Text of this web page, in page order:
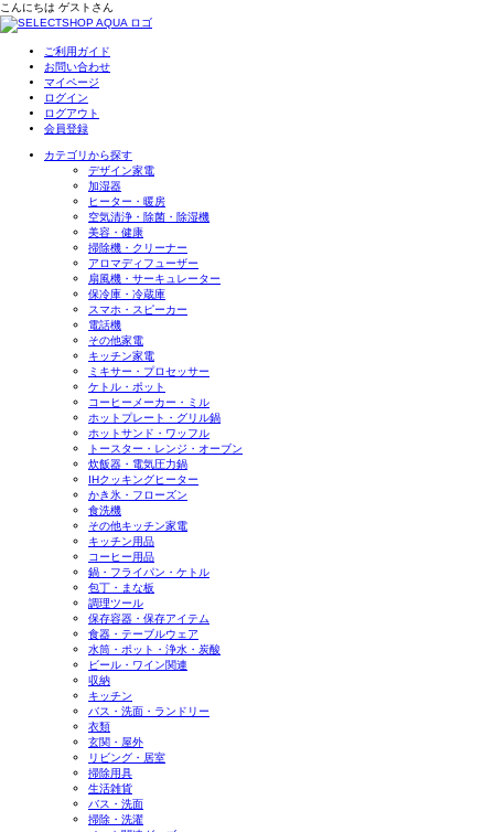
こんにちは ゲスト さん
ご利用ガイド
お問い合わせ
マイページ
ログイン
ログアウト
会員登録
カテゴリから探す
デザイン家電
加湿器
ヒーター・暖房
空気清浄・除菌・除湿機
美容・健康
掃除機・クリーナー
アロマディフューザー
扇風機・サーキュレーター
保冷庫・冷蔵庫
スマホ・スピーカー
電話機
その他家電
キッチン家電
ミキサー・プロセッサー
ケトル・ポット
コーヒーメーカー・ミル
ホットプレート・グリル鍋
ホットサンド・ワッフル
トースター・レンジ・オーブン
炊飯器・電気圧力鍋
IHクッキングヒーター
かき氷・フローズン
食洗機
その他キッチン家電
キッチン用品
コーヒー用品
鍋・フライパン・ケトル
包丁・まな板
調理ツール
保存容器・保存アイテム
食器・テーブルウェア
水筒・ポット・浄水・炭酸
ビール・ワイン関連
収納
キッチン
バス・洗面・ランドリー
衣類
玄関・屋外
リビング・居室
掃除用具
生活雑貨
バス・洗面
掃除・洗濯